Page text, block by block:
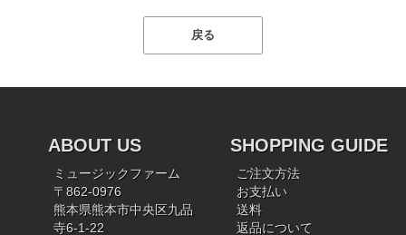
ABOUT US
ミュージックファーム
〒862-0976
熊本県熊本市中央区九品
寺6-1-22
SHOPPING GUIDE
ご注文方法
お支払い
送料
返品について